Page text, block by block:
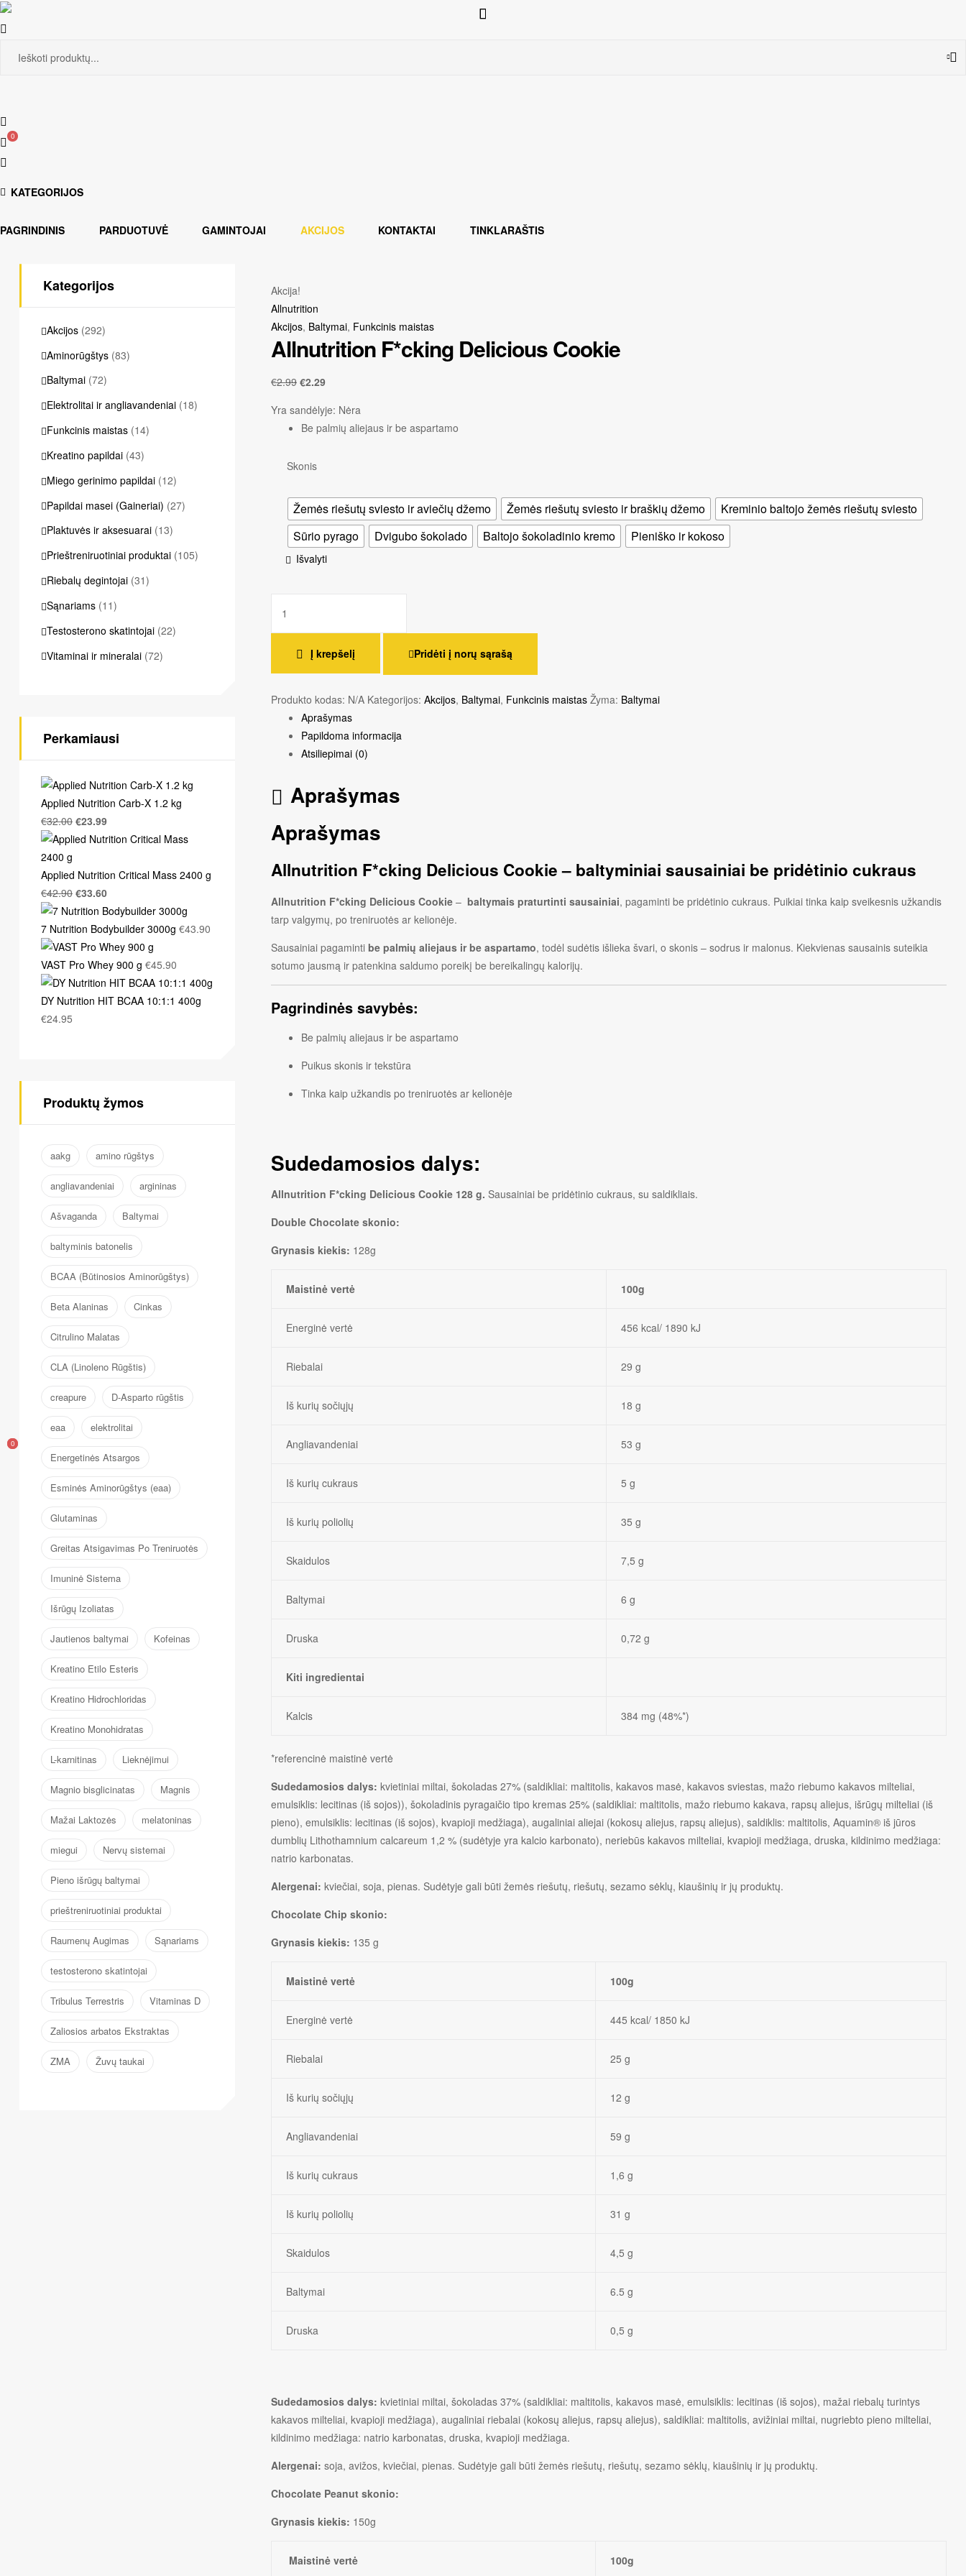
0
0
0
KATEGORIJOS
PAGRINDINIS PARDUOTUVĖ GAMINTOJAI AKCIJOS KONTAKTAI TINKLARAŠTIS
Akcija!
Allnutrition
Akcijos, Baltymai, Funkcinis maistas
Allnutrition F*cking Delicious Cookie
€2.99 €2.29
Yra sandėlyje: Nėra
Be palmių aliejaus ir be aspartamo
Skonis
Žemės riešutų sviesto ir aviečių džemo Žemės riešutų sviesto ir braškių džemo
Kreminio baltojo žemės riešutų sviesto
Sūrio pyrago
Dvigubo šokolado Baltojo šokoladinio kremo Pieniško ir kokoso
Išvalyti
kiekis:
Allnutrition
F*cking
Delicious
Į krepšelį Pridėti į norų sąrašą
Produkto kodas: N/A Kategorijos: Akcijos, Baltymai, Funkcinis maistas Žyma: Baltymai
Aprašymas
Papildoma informacija
Atsiliepimai (0)
Aprašymas
Aprašymas
Allnutrition F*cking Delicious Cookie – baltyminiai sausainiai be pridėtinio cukraus
Allnutrition F*cking Delicious Cookie – baltymais praturtinti sausainiai, pagaminti be pridėtinio cukraus. Puikiai tinka kaip sveikesnis užkandis
tarp valgymų, po treniruotės ar kelionėje.
Sausainiai pagaminti be palmių aliejaus ir be aspartamo, todėl sudėtis išlieka švari, o skonis – sodrus ir malonus. Kiekvienas sausainis suteikia
sotumo jausmą ir patenkina saldumo poreikį be bereikalingų kalorijų.
Pagrindinės savybės:
Be palmių aliejaus ir be aspartamo
Puikus skonis ir tekstūra
Tinka kaip užkandis po treniruotės ar kelionėje
Sudedamosios dalys:
Allnutrition F*cking Delicious Cookie 128 g. Sausainiai be pridėtinio cukraus, su saldikliais.
Double Chocolate skonio:
Grynasis kiekis: 128g
Maistinė vertė 100g
Energinė vertė 456 kcal/ 1890 kJ
Riebalai 29 g
Iš kurių sočiųjų 18 g
Angliavandeniai 53 g
Iš kurių cukraus 5 g
Iš kurių poliolių 35 g
Skaidulos 7,5 g
Baltymai 6 g
Druska 0,72 g
Kiti ingredientai
Kalcis 384 mg (48%*)
*referencinė maistinė vertė
Sudedamosios dalys: kvietiniai miltai, šokoladas 27% (saldikliai: maltitolis, kakavos masė, kakavos sviestas, mažo riebumo kakavos milteliai,
emulsiklis: lecitinas (iš sojos)), šokoladinis pyragaičio tipo kremas 25% (saldikliai: maltitolis, mažo riebumo kakava, rapsų aliejus, išrūgų milteliai (iš
pieno), emulsiklis: lecitinas (iš sojos), kvapioji medžiaga), augaliniai aliejai (kokosų aliejus, rapsų aliejus), saldiklis: maltitolis, Aquamin® iš jūros
dumblių Lithothamnium calcareum 1,2 % (sudėtyje yra kalcio karbonato), neriebūs kakavos milteliai, kvapioji medžiaga, druska, kildinimo medžiaga:
natrio karbonatas.
Alergenai: kviečiai, soja, pienas. Sudėtyje gali būti žemės riešutų, riešutų, sezamo sėklų, kiaušinių ir jų produktų.
Chocolate Chip skonio:
Grynasis kiekis: 135 g
Maistinė vertė 100g
Energinė vertė 445 kcal/ 1850 kJ
Riebalai 25 g
Iš kurių sočiųjų 12 g
Angliavandeniai 59 g
Iš kurių cukraus 1,6 g
Iš kurių poliolių 31 g
Skaidulos 4,5 g
Baltymai 6.5 g
Druska 0,5 g
Sudedamosios dalys: kvietiniai miltai, šokoladas 37% (saldikliai: maltitolis, kakavos masė, emulsiklis: lecitinas (iš sojos), mažai riebalų turintys
kakavos milteliai, kvapioji medžiaga), augaliniai riebalai (kokosų aliejus, rapsų aliejus), saldikliai: maltitolis, avižiniai miltai, nugriebto pieno milteliai,
kildinimo medžiaga: natrio karbonatas, druska, kvapioji medžiaga.
Alergenai: soja, avižos, kviečiai, pienas. Sudėtyje gali būti žemės riešutų, riešutų, sezamo sėklų, kiaušinių ir jų produktų.
Chocolate Peanut skonio:
Grynasis kiekis: 150g
Maistinė vertė 100g
Kategorijos
Akcijos (292)
Aminorūgštys (83)
Baltymai (72)
Elektrolitai ir angliavandeniai (18)
Funkcinis maistas (14)
Kreatino papildai (43)
Miego gerinimo papildai (12)
Papildai masei (Gaineriai) (27)
Plaktuvės ir aksesuarai (13)
Prieštreniruotiniai produktai (105)
Riebalų degintojai (31)
Sąnariams (11)
Testosterono skatintojai (22)
Vitaminai ir mineralai (72)
Perkamiausi
Applied Nutrition Carb-X 1.2 kg
€32.00 €23.99
Applied Nutrition Critical Mass 2400 g
€42.90 €33.60
7 Nutrition Bodybuilder 3000g €43.90
VAST Pro Whey 900 g €45.90
DY Nutrition HIT BCAA 10:1:1 400g
€24.95
Produktų žymos
aakg amino rūgštys
angliavandeniai argininas
Ašvaganda Baltymai
baltyminis batonelis
BCAA (Būtinosios Aminorūgštys)
Beta Alaninas Cinkas
Citrulino Malatas
CLA (Linoleno Rūgštis)
creapure D-Asparto rūgštis
eaa elektrolitai
Energetinės Atsargos
Esminės Aminorūgštys (eaa)
Glutaminas
Greitas Atsigavimas Po Treniruotės
Imuninė Sistema
Išrūgų Izoliatas
Jautienos baltymai Kofeinas
Kreatino Etilo Esteris
Kreatino Hidrochloridas
Kreatino Monohidratas
L-karnitinas Lieknėjimui
Magnio bisglicinatas Magnis
Mažai Laktozės melatoninas
miegui Nervų sistemai
Pieno išrūgų baltymai
prieštreniruotiniai produktai
Raumenų Augimas Sąnariams
testosterono skatintojai
Tribulus Terrestris Vitaminas D
Zaliosios arbatos Ekstraktas
ZMA Žuvų taukai